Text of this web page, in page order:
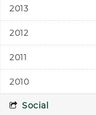
2013
2012
2011
2010
Social